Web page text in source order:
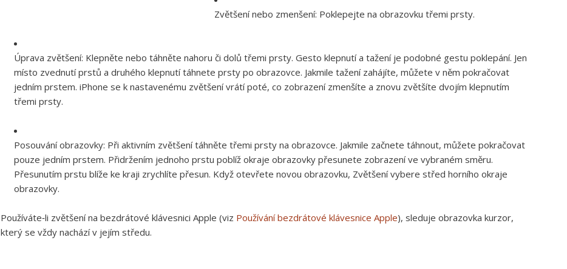
Zvětšení nebo zmenšení: Poklepejte na obrazovku třemi prsty.
Úprava zvětšení: Klepněte nebo táhněte nahoru či dolů třemi prsty. Gesto klepnutí a tažení je podobné gestu poklepání. Jen
místo zvednutí prstů a druhého klepnutí táhnete prsty po obrazovce. Jakmile tažení zahájíte, můžete v něm pokračovat
jedním prstem. iPhone se k nastavenému zvětšení vrátí poté, co zobrazení zmenšíte a znovu zvětšíte dvojím klepnutím
třemi prsty.
Posouvání obrazovky: Při aktivním zvětšení táhněte třemi prsty na obrazovce. Jakmile začnete táhnout, můžete pokračovat
pouze jedním prstem. Přidržením jednoho prstu poblíž okraje obrazovky přesunete zobrazení ve vybraném směru.
Přesunutím prstu blíže ke kraji zrychlíte přesun. Když otevřete novou obrazovku, Zvětšení vybere střed horního okraje
obrazovky.
Používáte‑li zvětšení na bezdrátové klávesnici Apple (viz Používání bezdrátové klávesnice Apple), sleduje obrazovka kurzor,
který se vždy nachází v jejím středu.